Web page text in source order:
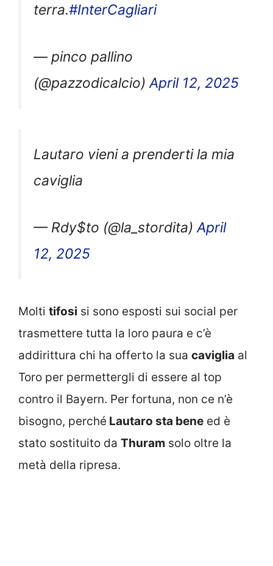
terra.#InterCagliari
— pinco pallino
(@pazzodicalcio)April 12, 2025
Lautaro vieni a prenderti la mia
caviglia
— Rdy$to (@la_stordita)April
12, 2025
Molti tifosi si sono esposti sui social per
trasmettere tutta la loro paura e c’è
addirittura chi ha offerto la sua caviglia al
Toro per permettergli di essere al top
contro il Bayern. Per fortuna, non ce n’è
bisogno, perché Lautaro sta bene ed è
stato sostituito da Thuram solo oltre la
metà della ripresa.